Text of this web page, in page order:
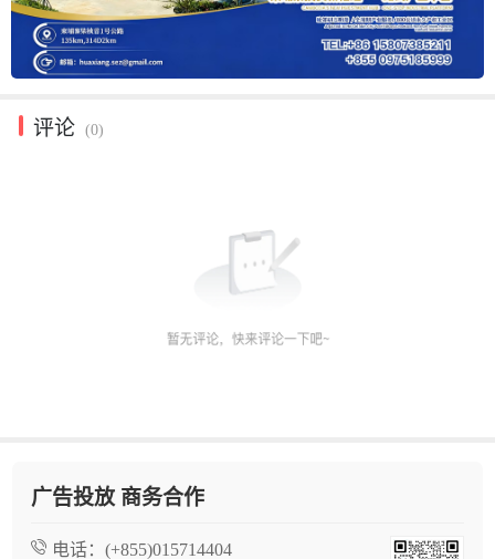
评论 (0)
广告投放 商务合作
电话： (+855)015714404